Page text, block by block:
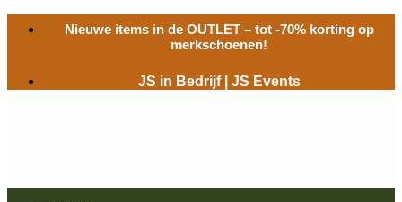
naar
Nieuwe items in de OUTLET– tot -70% korting op
merkschoenen!
JS in Bedrijf JS Events